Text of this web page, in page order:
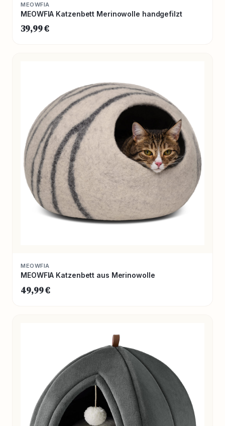
MEOWFIA
MEOWFIA Katzenbett Merinowolle handgefilzt
39,99 €
MEOWFIA
MEOWFIA Katzenbett aus Merinowolle
49,99 €